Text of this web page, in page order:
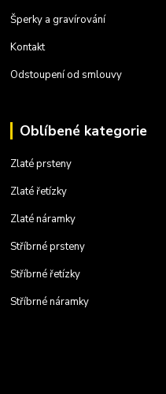
Šperky a gravírování
Kontakt
Odstoupení od smlouvy
Oblíbené kategorie
Zlaté prsteny
Zlaté řetízky
Zlaté náramky
Stříbrné prsteny
Stříbrné řetízky
Stříbrné náramky